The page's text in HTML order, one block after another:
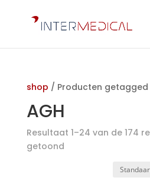
shop / Producten getagged
AGH
Resultaat 1–24 van de 174
getoond